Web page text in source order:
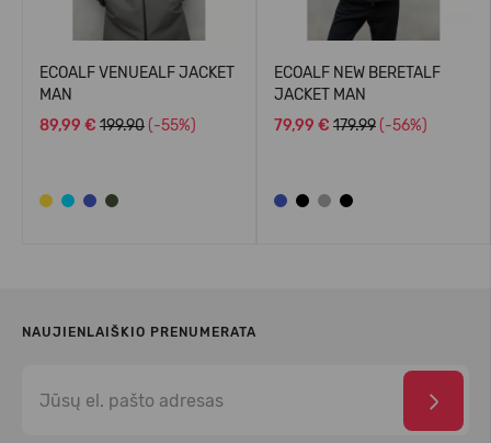
ECOALF VENUEALF JACKET
MAN
89,99 € 199.90 (-55%)
ECOALF NEW BERETALF
JACKET MAN
79,99 € 179.99 (-56%)
NAUJIENLAIŠKIO PRENUMERATA